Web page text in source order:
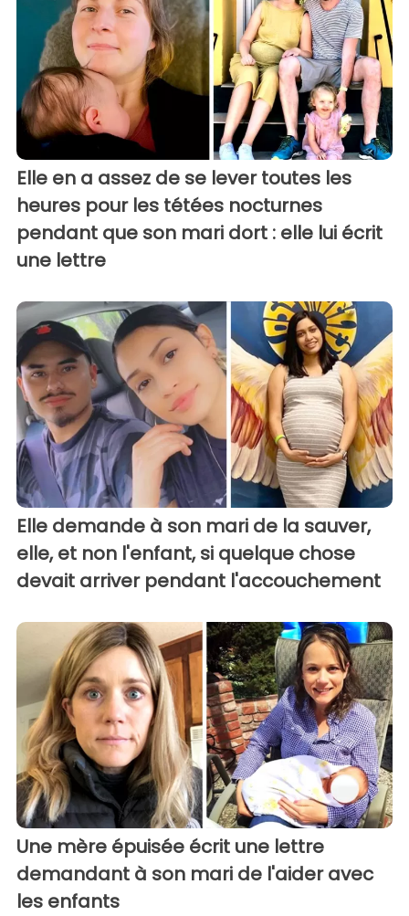
Elle en a assez de se lever toutes les
heures pour les tétées nocturnes
pendant que son mari dort : elle lui écrit
une lettre
Elle demande à son mari de la sauver,
elle, et non l'enfant, si quelque chose
devait arriver pendant l'accouchement
Une mère épuisée écrit une lettre
demandant à son mari de l'aider avec
les enfants